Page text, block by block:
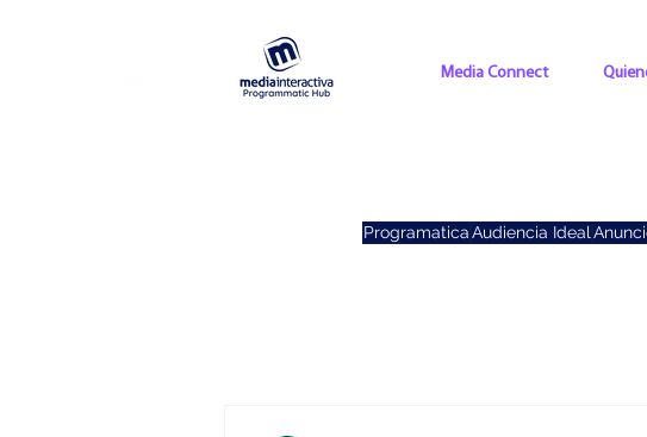
Media Connect
ProgramaticaAudiencia Ideal